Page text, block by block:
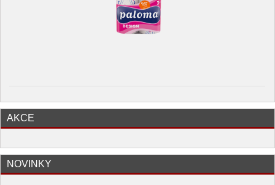
AKCE
NOVINKY